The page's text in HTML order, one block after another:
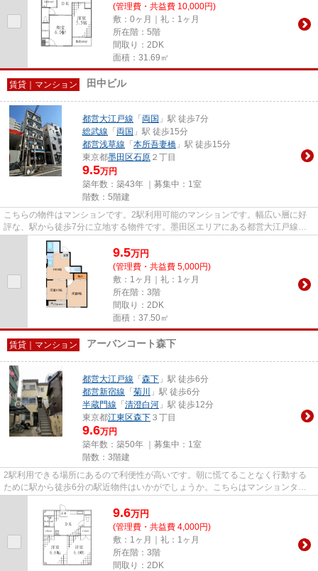
(管理費・共益費 10,000円)
敷：0ヶ月｜礼：1ヶ月
所在階：5階
間取り：2DK
面積：31.69㎡
賃貸｜マンション 田中ビル
都営大江戸線 「 両国 」駅 徒歩7分
総武線 「 両国 」駅 徒歩15分
都営浅草線 「 本所吾妻橋 」駅 徒歩15分
東京都墨田区石原 ２丁目
9.5万円
築年数：築43年 ｜募集中： 1室
階数：5階建
こちらの物件はマンションです。2駅利用可能のマンションです。幅広い層に好
評な、駅から徒歩7分に立地する物件です。墨田区エリアにある都営大江戸線両
国周辺は物件の数が豊富にあり...
9.5万円
(管理費・共益費 5,000円)
敷：1ヶ月｜礼：1ヶ月
所在階：3階
間取り：2DK
面積：37.50㎡
賃貸｜マンション アーバンコート森下
都営大江戸線 「 森下 」駅 徒歩6分
都営新宿線 「 菊川
」駅 徒歩6分
半蔵門線 「 清澄白河 」駅 徒歩12分
東京都江東区森下 ３丁目
9.6万円
築年数：築50年 ｜募集中： 1室
階数：3階建
2駅利用できる場所にあるので利便性が高いです。朝に慌てることなく行動する
ために駅から徒歩6分の駅近物件はいかがでしょうか。こちらはマンションタイ
9.6万円
(管理費・共益費 4,000円)
敷：1ヶ月｜礼：1ヶ月
所在階：3階
間取り：2DK